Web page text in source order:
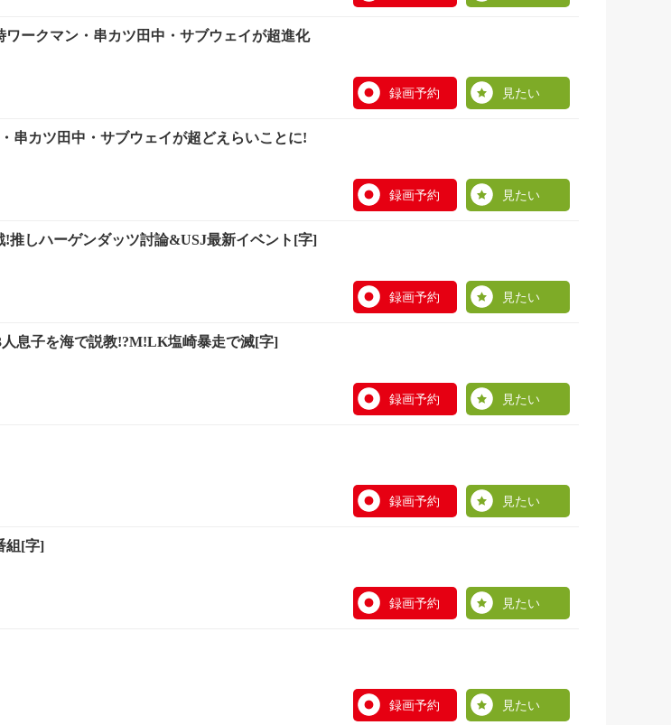
ークマン・串カツ田中・サブウェイが超進化
録画予約 見たい
カツ田中・サブウェイが超どえらいことに!
録画予約 見たい
しハーゲンダッツ討論&USJ最新イベント[字]
録画予約 見たい
息子を海で説教!?M!LK塩崎暴走で滅[字]
録画予約 見たい
録画予約 見たい
組[字]
録画予約 見たい
録画予約 見たい